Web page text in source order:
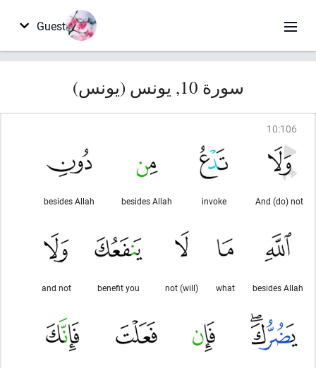
Guest
سورة 10, يونس (يونس)
10:106
And (do) not
invoke
besides Allah
besides Allah
besides Allah
what
(will) not
benefit you
and not